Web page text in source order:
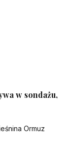
w sondażu,